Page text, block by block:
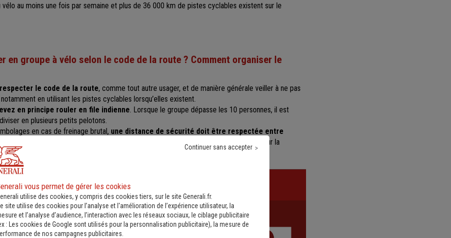
au moins une fois par semaine et plus de 36 000 km de pistes cyclables existent sur le
en groupe à vélo selon le code de la route ? Comment organiser le
respecter le code de la route, comme tout autre usager, et de manière générale veiller à ne pas
en utilisant les pistes cyclables lorsqu’elles existent.
en principe rouler en file indienne . Lorsque le groupe dépasse les 10 personnes, il est
en plusieurs petits pelotons.
en cas de freinage brutal, une distance de sécurité doit être respectée entre
arrêt est décidé, les cyclistes doivent se ranger sur le bas-côté et ne pas rester sur la
vous permet de gérer les cookies
utilise des cookies, y compris des cookies tiers, sur le site Generali.fr.
site utilise des cookies pour l’analyse et l'amélioration de l’expérience utilisateur, la
et l’analyse d’audience, l’interaction avec les réseaux sociaux, le ciblage publicitaire
:
Les cookies de Google sont utilisés pour la personnalisation publicitaire), la mesure de
de nos campagnes publicitaires.
Continuer sans accepter